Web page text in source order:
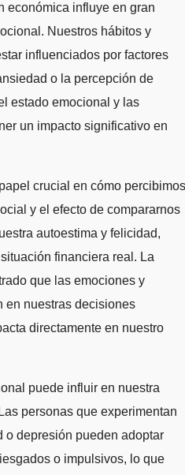
económica influye en gran
Nuestros hábitos y
influenciados por factores
o la percepción de
estado emocional y las
un impacto significativo en
crucial en cómo percibimos
y el efecto de compararnos
autoestima y felicidad,
financiera real. La
que las emociones y
en nuestras decisiones
directamente en nuestro
puede influir en nuestra
personas que experimentan
o depresión pueden adoptar
o impulsivos, lo que